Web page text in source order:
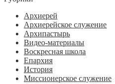
Архиерей
Архиерейское служение
Архипастырь
Видео-материалы
Воскресная школа
Епархия
История
Миссионерское служение